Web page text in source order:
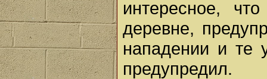
интересное,
деревне,
нападении и те
предупредил.